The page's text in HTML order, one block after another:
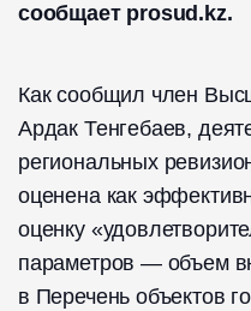
сообщает prosud.kz.
Как сообщил член
Ардак Тенгебаев,
региональных
оценена как
оценку
параметров — объем
в Перечень объектов